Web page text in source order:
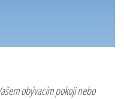
obývacím pokoji nebo